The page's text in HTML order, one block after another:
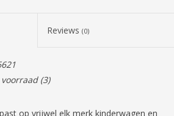
Reviews (0)
voorraad(3)
op vrijwel elk merk kinderwagen en